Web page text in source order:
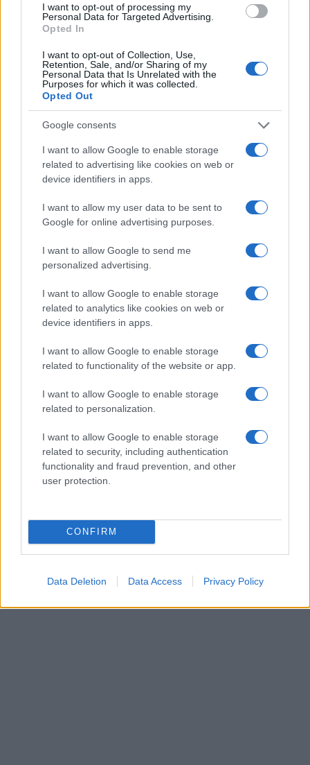
I want to opt-out of processing my
Personal Data for Targeted Advertising.
Opted In
I want to opt-out of Collection, Use,
Retention, Sale, and/or Sharing of my
Personal Data that Is Unrelated with the
Purposes for which it was collected.
Opted Out
Google consents
I want to allow Google to enable storage
related to advertising like cookies on web or
device identifiers in apps.
I want to allow my user data to be sent to
Google for online advertising purposes.
I want to allow Google to send me
personalized advertising.
I want to allow Google to enable storage
related to analytics like cookies on web or
device identifiers in apps.
I want to allow Google to enable storage
related to functionality of the website or app.
I want to allow Google to enable storage
related to personalization.
I want to allow Google to enable storage
related to security, including authentication
functionality and fraud prevention, and other
user protection.
CONFIRM
Data Deletion Data Access Privacy Policy
H ίδρυση του εν λόγω «ΕΕΕΕΚ» δημοσιεύθηκε στο ΦΕΚ Β
2702/2.7.2019, ως Κοινή Υπουργική Απόφαση και νόμος
του κράτους. Δυστυχώς, όμως, δεν έχει γίνει, έως
σήμερα, εφικτό να στεγαστεί το ως άνω «ΕΕΕΕΚ» και να
λειτουργήσει.
Ο λόγος είναι ότι οι χώροι όπου είχε προβλεφθεί η
προσωρινή στέγαση του «ΕΕΕΕΚ» καταλήφθηκαν από
όμορα σχολεία και ο Δήμος δεν κατάφερε να δώσει άλλη
Συμβουλίου παραχωρούσε το οικόπεδο της οδού Λάμψα
στην 7η Δημοτική Κοινότητα για την ανέγερση νέου
αρχικός σχεδιασμός της ανέγερσης ενός σχολείου.